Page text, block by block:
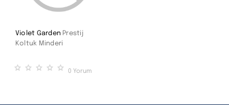
Violet Garden Prestij
Koltuk Minderi
0 Yorum